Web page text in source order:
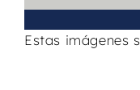
Estas imágenes